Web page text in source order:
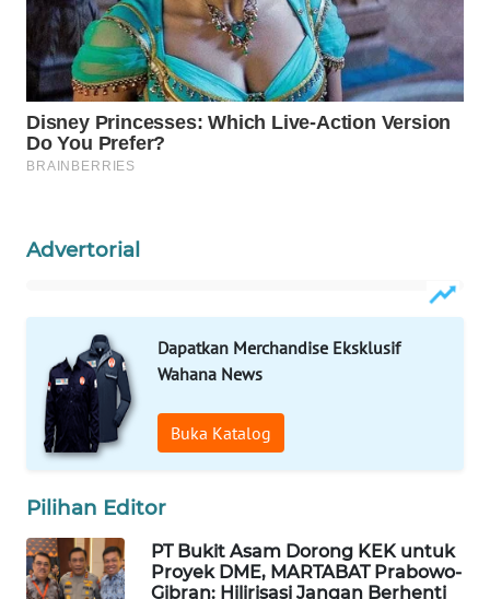
Advertorial
Dapatkan Merchandise Eksklusif
Wahana News
Buka Katalog
Pilihan Editor
PT Bukit Asam Dorong KEK untuk
Proyek DME, MARTABAT Prabowo-
Gibran: Hilirisasi Jangan Berhenti
WAHANA
INFRASTRUKTUR
WAHANA
KONSUMEN
WAHANA
WAHANA
WAHANA
TV
WAHANANEWS
ID
WAHANANEWS
CO ID
WAHANANEWS